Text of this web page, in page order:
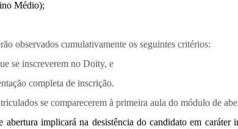
Médio);
observados cumulativamente os seguintes critérios:
se inscreverem no Doity, e
completa de inscrição.
se comparecerem à primeira aula do módulo de
abertura implicará na desistência do candidato em